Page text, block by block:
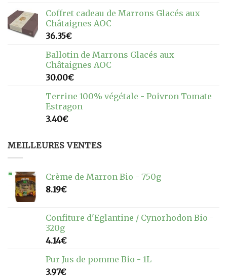
Coffret cadeau de Marrons Glacés aux
Châtaignes AOC
36.35€
Ballotin de Marrons Glacés aux
Châtaignes AOC
30.00€
Terrine 100% végétale - Poivron Tomate
Estragon
3.40€
MEILLEURES VENTES
Crème de Marron Bio - 750g
8.19€
Confiture d'Eglantine / Cynorhodon Bio -
320g
4.14€
Pur Jus de pomme Bio - 1L
3.97€